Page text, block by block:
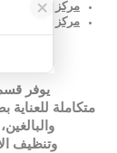
مركز هيلث لاين
مركز نيو هيلث
يوفر
متكاملة للعناية
وتنظيف